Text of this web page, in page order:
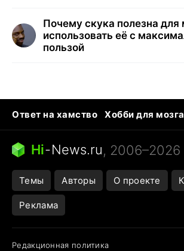
Почему скука полезна для
использовать её с
пользой
Ответ на хамство
Хобби для мозга
Бензин 100 и 95
Тунцы в
Следующая пандемия
Hi-News.ru, 2006–2026
Темы Авторы О проекте
Реклама
Редакционная политика